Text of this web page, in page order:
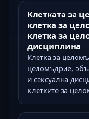
Клетката за
клетка за
клетка за
дисциплина
Клетка за
целомъдрие,
и сексуална
Клетките за